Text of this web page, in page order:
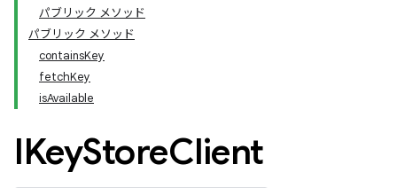
パブリック メソッド
パブリック メソッド
containsKey
fetchKey
isAvailable
IKeyStoreClient